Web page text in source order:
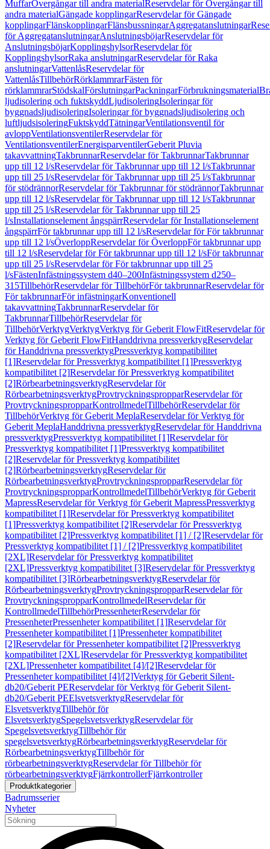
MuffarÖvergångar till andra materialReservdelar för Övergångar till
andra materialGängade kopplingarReservdelar för Gängade
kopplingarFlänskopplingarFlänsbussningarAggregatanslutningar
för AggregatanslutningarAnslutningsböjarReservdelar för
AnslutningsböjarKopplingshylsorReservdelar för
KopplingshylsorRaka anslutningarReservdelar för Raka
anslutningarVattenlåsReservdelar för
VattenlåsTillbehörRörklammrarFästen för
rörklammrarStödskalFörslutningarPackningarFörbrukningsmaterial
ljudisolering och fuktskyddLjudisoleringIsoleringar för
byggnadsljudisoleringIsoleringar för byggnadsljudisolering och
luftljudsisoleringFuktskyddTätningarVentilationsventil för
avloppVentilationsventilerReservdelar för
VentilationsventilerEnergisparventilerGeberit Pluvia
takavvattningTakbrunnarReservdelar för TakbrunnarTakbrunnar
upp till 12 l/sReservdelar för Takbrunnar upp till 12 l/sTakbrunnar
upp till 25 l/sReservdelar för Takbrunnar upp till 25 l/sTakbrunnar
för stödrännorReservdelar för Takbrunnar för stödrännorTakbrunnar
upp till 12 l/sReservdelar för Takbrunnar upp till 12 l/sTakbrunnar
upp till 25 l/sReservdelar för Takbrunnar upp till 25
l/sInstallationselement ångspärrReservdelar för Installationselement
ångspärrFör takbrunnar upp till 12 l/sReservdelar för För takbrunnar
upp till 12 l/sÖverloppReservdelar för ÖverloppFör takbrunnar upp
till 12 l/sReservdelar för För takbrunnar upp till 12 l/sFör takbrunnar
upp till 25 l/sReservdelar för För takbrunnar upp till 25
l/sFästenInfästningssystem d40–200Infästningssystem d250–
315TillbehörReservdelar för TillbehörFör takbrunnarReservdelar för
För takbrunnarFör infästningarKonventionell
takavvattningTakbrunnarReservdelar för
TakbrunnarTillbehörReservdelar för
TillbehörVerktygVerktygVerktyg för Geberit FlowFitReservdelar för
Verktyg för Geberit FlowFitHanddrivna pressverktygReservdelar
för Handdrivna pressverktygPressverktyg kompatibilitet
[1]Reservdelar för Pressverktyg kompatibilitet [1]Pressverktyg
kompatibilitet [2]Reservdelar för Pressverktyg kompatibilitet
[2]RörbearbetningsverktygReservdelar för
RörbearbetningsverktygProvtryckningspropparReservdelar för
ProvtryckningspropparKontrollmedelTillbehörReservdelar för
TillbehörVerktyg för Geberit MeplaReservdelar för Verktyg för
Geberit MeplaHanddrivna pressverktygReservdelar för Handdrivna
pressverktygPressverktyg kompatibilitet [1]Reservdelar för
Pressverktyg kompatibilitet [1]Pressverktyg kompatibilitet
[2]Reservdelar för Pressverktyg kompatibilitet
[2]RörbearbetningsverktygReservdelar för
RörbearbetningsverktygProvtryckningspropparReservdelar för
ProvtryckningspropparKontrollmedelTillbehörVerktyg för Geberit
MapressReservdelar för Verktyg för Geberit MapressPressverktyg
kompatibilitet [1]Reservdelar för Pressverktyg kompatibilitet
[1]Pressverktyg kompatibilitet [2]Reservdelar för Pressverktyg
kompatibilitet [2]Pressverktyg kompatibilitet [1] / [2]Reservdelar för
Pressverktyg kompatibilitet [1] / [2]Pressverktyg kompatibilitet
[2XL]Reservdelar för Pressverktyg kompatibilitet
[2XL]Pressverktyg kompatibilitet [3]Reservdelar för Pressverktyg
kompatibilitet [3]RörbearbetningsverktygReservdelar för
RörbearbetningsverktygProvtryckningspropparReservdelar för
ProvtryckningspropparKontrollmedelReservdelar för
KontrollmedelTillbehörPressenheterReservdelar för
PressenheterPressenheter kompatibilitet [1]Reservdelar för
Pressenheter kompatibilitet [1]Pressenheter kompatibilitet
[2]Reservdelar för Pressenheter kompatibilitet [2]Pressverktyg
kompatibilitet [2XL]Reservdelar för Pressverktyg kompatibilitet
[2XL]Pressenheter kompatibilitet [4]/[2]Reservdelar för
Pressenheter kompatibilitet [4]/[2]Verktyg för Geberit Silent-
db20/Geberit PEReservdelar för Verktyg för Geberit Silent-
db20/Geberit PEElsvetsverktygReservdelar för
ElsvetsverktygTillbehör för
ElsvetsverktygSpegelsvetsverktygReservdelar för
SpegelsvetsverktygTillbehör för
spegelsvetsverktygRörbearbetningsverktygReservdelar för
RörbearbetningsverktygTillbehör för
rörbearbetningsverktygReservdelar för Tillbehör för
rörbearbetningsverktygFjärrkontrollerFjärrkontroller
Produktkategorier
Badrumsserier
Nyheter